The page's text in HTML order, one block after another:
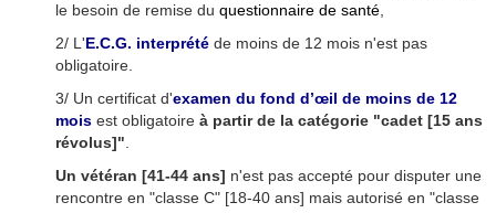
le besoin de remise du questionnaire de santé
2/ L'E.C.G. interprété de moins de 12 mois n'est pas
obligatoire.
3/ Un certificat d'examen du fond d’œil de moins de 12
mois est obligatoire à partir de la catégorie "cadet [15 ans
révolus]"
Un vétéran [41-44 ans] n'est pas accepté pour disputer une
rencontre en "classe C" [18-40 ans] mais autorisé en "classe